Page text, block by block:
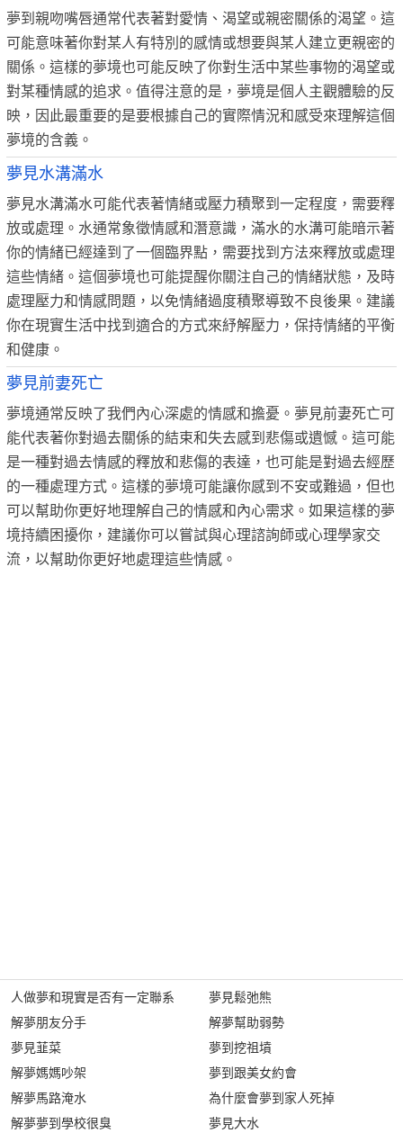
夢到親吻嘴唇通常代表著對愛情、渴望或親密關係的渴望。這
可能意味著你對某人有特別的感情或想要與某人建立更親密的
關係。這樣的夢境也可能反映了你對生活中某些事物的渴望或
對某種情感的追求。值得注意的是，夢境是個人主觀體驗的反
映，因此最重要的是要根據自己的實際情況和感受來理解這個
夢境的含義。
夢見水溝滿水
夢見水溝滿水可能代表著情緒或壓力積聚到一定程度，需要釋
放或處理。水通常象徵情感和潛意識，滿水的水溝可能暗示著
你的情緒已經達到了一個臨界點，需要找到方法來釋放或處理
這些情緒。這個夢境也可能提醒你關注自己的情緒狀態，及時
處理壓力和情感問題，以免情緒過度積聚導致不良後果。建議
你在現實生活中找到適合的方式來紓解壓力，保持情緒的平衡
和健康。
夢見前妻死亡
夢境通常反映了我們內心深處的情感和擔憂。夢見前妻死亡可
能代表著你對過去關係的結束和失去感到悲傷或遺憾。這可能
是一種對過去情感的釋放和悲傷的表達，也可能是對過去經歷
的一種處理方式。這樣的夢境可能讓你感到不安或難過，但也
可以幫助你更好地理解自己的情感和內心需求。如果這樣的夢
境持續困擾你，建議你可以嘗試與心理諮詢師或心理學家交
流，以幫助你更好地處理這些情感。
人做夢和現實是否有一定聯系
解夢朋友分手
夢見韮菜
解夢媽媽吵架
解夢馬路淹水
解夢夢到學校很臭
夢見鬆弛熊
解夢幫助弱勢
夢到挖祖墳
夢到跟美女約會
為什麼會夢到家人死掉
夢見大水